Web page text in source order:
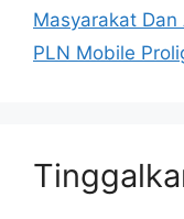
Masyarakat Dan
PLN Mobile